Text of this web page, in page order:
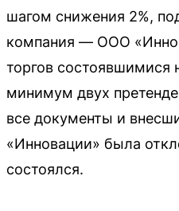
шагом снижения 2%,
компания — ООО
торгов состоявшимися
минимум двух
все документы и
«Инновации» была
состоялся.